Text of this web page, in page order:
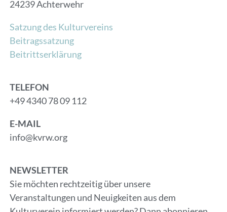
24239 Achterwehr
Satzung des Kulturvereins
Beitragssatzung
Beitrittserklärung
TELEFON
+49 4340 78 09 112
E-MAIL
info@kvrw.org
NEWSLETTER
Sie möchten rechtzeitig über unsere
Veranstaltungen und Neuigkeiten aus dem